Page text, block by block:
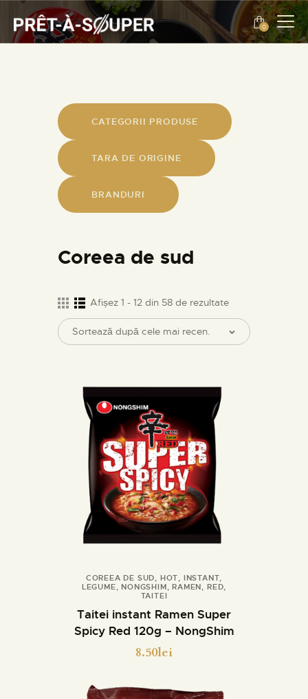
0
ENGLISH
DESPRE NOI
CONTACT
ENGLISH
PROMOTII
CATEGORII PRODUSE
TARA DE ORIGINE
BRANDURI
Coreea de sud
Afișez 1 - 12 din 58 de rezultate
Cumpara Detalii
COREEA DE SUD, HOT, INSTANT,
LEGUME, NONGSHIM,RAMEN, RED,
TAITEI
Taitei instant Ramen Super
Spicy Red 120g – NongShim
8.50lei